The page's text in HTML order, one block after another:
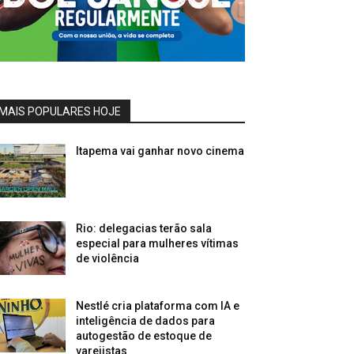
POPULARES HOJE
Itapema vai ganhar novo cinema
Rio: delegacias terão sala
especial para mulheres vítimas
de violência
Nestlé cria plataforma com IA e
inteligência de dados para
autogestão de estoque de
varejistas